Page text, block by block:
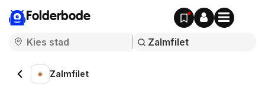
Folderbode
Zalmfilet